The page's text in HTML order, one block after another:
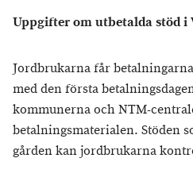
Uppgifter om utbetalda stöd i
Jordbrukarna får
med den första
kommunerna och NTM-
betalningsmaterialen. Stöden
gården kan jordbrukarna